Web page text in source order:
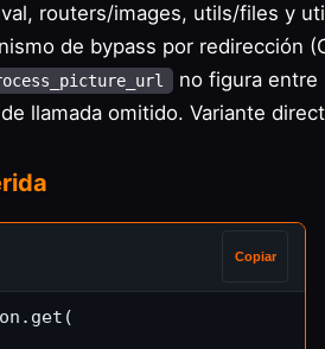
routers/images, utils/files y
de bypass por redirección
no figura entre
llamada omitido. Variante
Copiar